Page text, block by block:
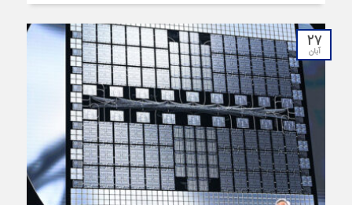
۲۷
آبان